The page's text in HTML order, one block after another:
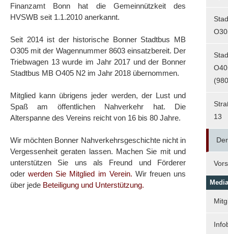
Finanzamt Bonn hat die Gemeinnützkeit des
HVSWB seit 1.1.2010 anerkannt.
Seit 2014 ist der historische Bonner Stadtbus MB
O305 mit der Wagennummer 8603 einsatzbereit. Der
Triebwagen 13 wurde im Jahr 2017 und der Bonner
Stadtbus MB O405 N2 im Jahr 2018 übernommen.
Mitglied kann übrigens jeder werden, der Lust und
Spaß am öffentlichen Nahverkehr hat. Die
Alterspanne des Vereins reicht von 16 bis 80 Jahre.
Wir möchten Bonner Nahverkehrsgeschichte nicht in
Vergessenheit geraten lassen. Machen Sie mit und
unterstützen Sie uns als Freund und Förderer
oderwerden Sie Mitglied im Verein. Wir freuen uns
über jede Beteiligung und Unterstützung.
13